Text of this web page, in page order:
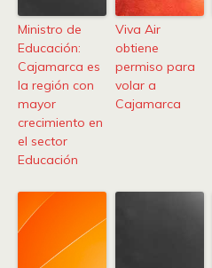
Ministro de
Educación:
Cajamarca es
la región con
mayor
crecimiento en
el sector
Educación
Viva Air
obtiene
permiso para
volar a
Cajamarca